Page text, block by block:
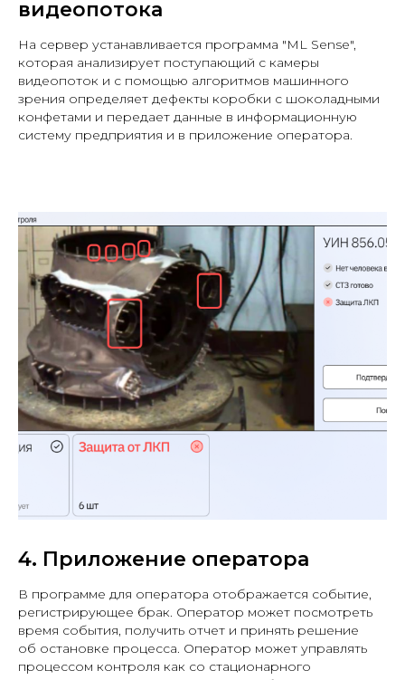
видеопотока
На сервер устанавливается программа "ML Sense",
которая анализирует поступающий с камеры
видеопоток и с помощью алгоритмов машинного
зрения определяет дефекты коробки с шоколадными
конфетами и передает данные в информационную
систему предприятия и в приложение оператора.
4. Приложение оператора
В программе для оператора отображается событие,
регистрирующее брак. Оператор может посмотреть
время события, получить отчет и принять решение
об остановке процесса. Оператор может управлять
процессом контроля как со стационарного